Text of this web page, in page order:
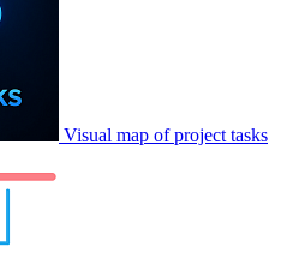
Visual map of project tasks